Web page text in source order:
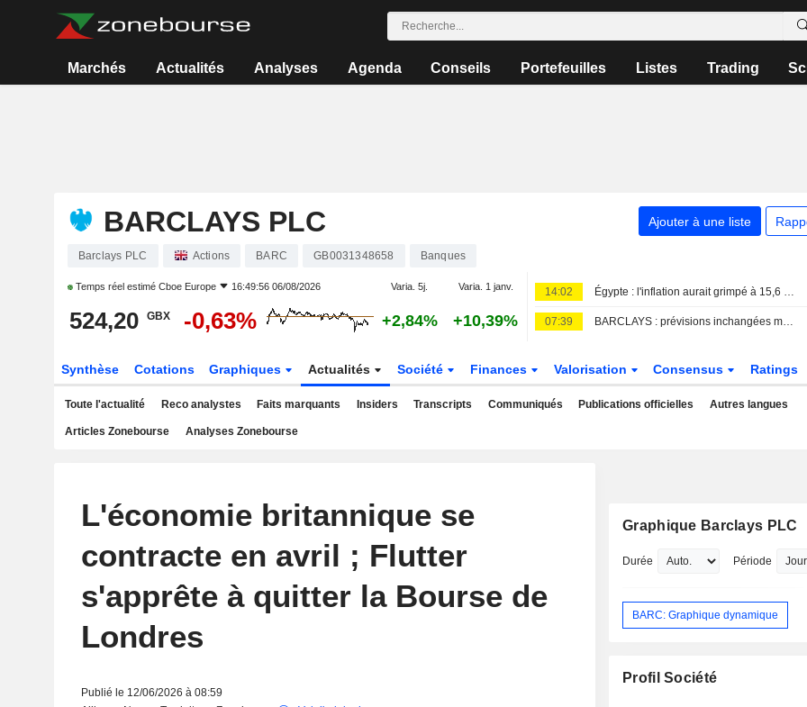
Marchés Actualités Analyses Agenda Conseils Portefeuilles Listes Trading
BARCLAYS PLC Ajouter à une liste
Barclays PLC Actions BARC GB0031348658 Banques
Temps réel estimé Cboe Europe 16:49:56 06/08/2026 Varia. 5j. Varia. 1 janv.
524,20 GBX -0,63% +2,84% +10,39%
14:02 Égypte : l'inflation aurait grimpé à 15,6 % en juillet, selon un sondage
07:39 BARCLAYS : prévisions inchangées mais réévaluation de la somme des parties
Synthèse Cotations Graphiques Actualités Société Finances Valorisation Consensus Ratings
Toute l'actualité Reco analystes Faits marquants Insiders Transcripts Communiqués Publications officielles Autres langues
Articles Zonebourse Analyses Zonebourse
L'économie britannique se
contracte en avril ; Flutter
s'apprête à quitter la Bourse de
Londres
Publié le 12/06/2026 à 08:59
Graphique Barclays PLC
Durée Période
BARC: Graphique dynamique
Profil Société